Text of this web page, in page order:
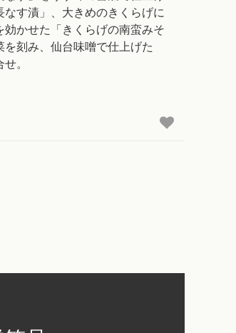
なす漬」、大きめのきくらげに
効かせた「きくらげの南蛮みそ
を刻み、仙台味噌で仕上げた
。